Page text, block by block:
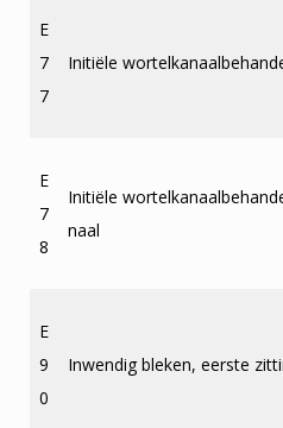
E
7
7
Initiële
E
7
8
Initiële
naal
E
9
0
Inwendig bleken, eerste